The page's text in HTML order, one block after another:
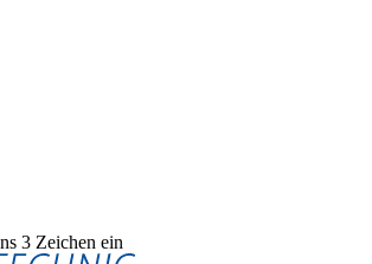
3 Zeichen ein